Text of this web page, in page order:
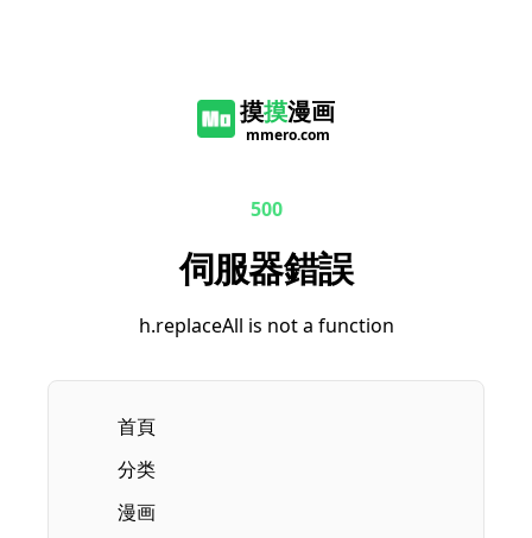
摸摸漫画
mmero.com
500
伺服器錯誤
h.replaceAll is not a function
首頁
分类
漫画